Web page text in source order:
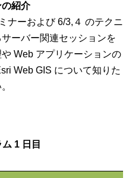
紹介
ナーおよび 6/3,４ のテクニ
ーバー関連セッションを
Web アプリケーションの
Web GIS について知りた
1 日目